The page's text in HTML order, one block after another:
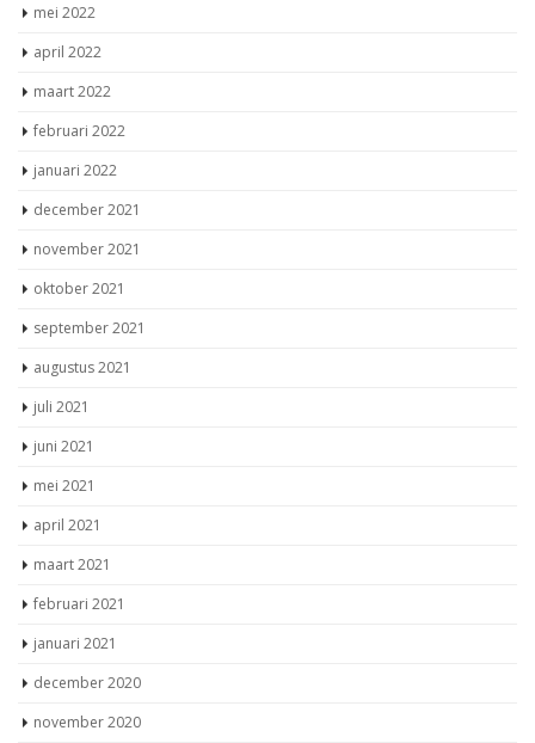
mei 2022
april 2022
maart 2022
februari 2022
januari 2022
december 2021
november 2021
oktober 2021
september 2021
augustus 2021
juli 2021
juni 2021
mei 2021
april 2021
maart 2021
februari 2021
januari 2021
december 2020
november 2020